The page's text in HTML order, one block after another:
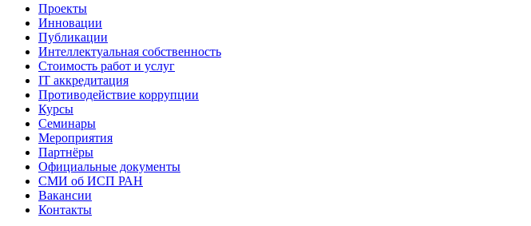
Проекты
Инновации
Публикации
Интеллектуальная собственность
Стоимость работ и услуг
IT аккредитация
Противодействие коррупции
Курсы
Семинары
Мероприятия
Партнёры
Официальные документы
СМИ об ИСП РАН
Вакансии
Контакты